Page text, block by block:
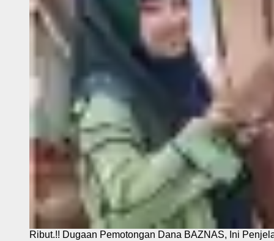
Ribut.!! Dugaan Pemotongan Dana BAZNAS, Ini